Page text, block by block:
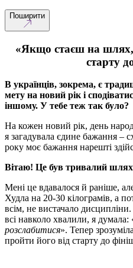
Поширити
«Якщо стаєш на шлях,
старту
В українців, зокрема, є
мету на новий рік і
іншому. У тебе теж так було?
На кожен новий рік, день
я загадувала єдине бажання –
року моє бажання нарешті
Вітаю! Це був тривалий
Мені це вдавалося й раніше,
Худла на 20-30 кілограмів, а
всім, не вистачало
всі навколо хвалили, я думала:
розслабитися». Тепер
пройти його від старту до